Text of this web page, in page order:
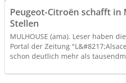
Peugeot-Citroën schafft in
Stellen
MULHOUSE (ama). Leser haben
Portal der Zeitung
schon deutlich mehr als